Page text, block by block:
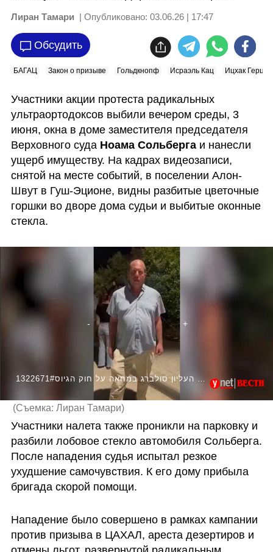
Лиран Тамари | Опубликовано: 03.06.26 | 17:47
Обсудить
БАГАЦ Закон о призыве Гольдкнопф Исраэль Кац Ицхак Герцог
Участники акции протеста радикальных
ультраортодоксов выбили вечером среды, 3
июня, окна в доме заместителя председателя
Верховного суда Ноама Сольберга и нанесли
ущерб имуществу. На кадрах видеозаписи,
снятой на месте событий, в поселении Алон-
Швут в Гуш-Эционе, видны разбитые цветочные
горшки во дворе дома судьи и выбитые оконные
стекла.
(Съемка: Лиран Тамари)
Участники налета также проникли на парковку и
разбили лобовое стекло автомобиля Сольберга.
После нападения судья испытал резкое
ухудшение самочувствия. К его дому прибыла
бригада скорой помощи.
Нападение было совершено в рамках кампании
против призыва в ЦАХАЛ, ареста дезертиров и